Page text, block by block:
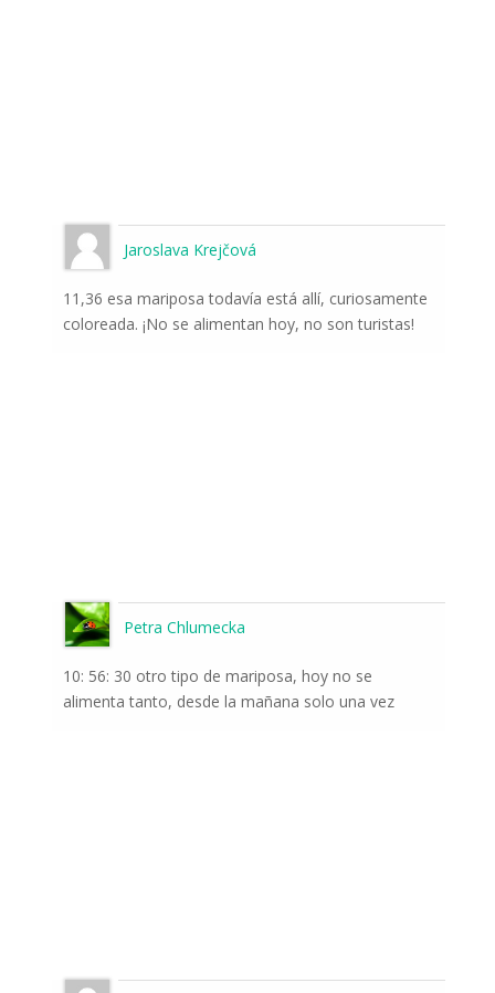
Jaroslava Krejčová
11,36 esa mariposa todavía está allí, curiosamente
coloreada. ¡No se alimentan hoy, no son turistas!
Petra Chlumecka
10: 56: 30 otro tipo de mariposa, hoy no se
alimenta tanto, desde la mañana solo una vez